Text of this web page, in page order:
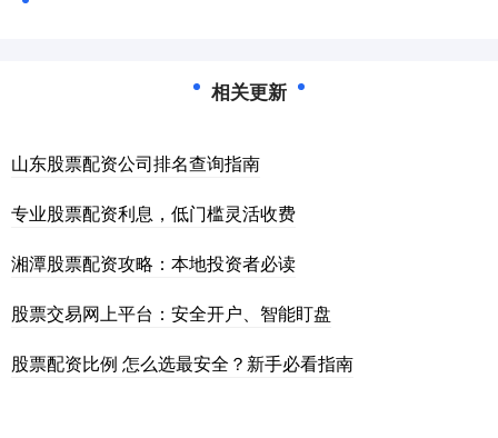
相关更新
山东股票配资公司排名查询指南
专业股票配资利息，低门槛灵活收费
湘潭股票配资攻略：本地投资者必读
股票交易网上平台：安全开户、智能盯盘
股票配资比例 怎么选最安全？新手必看指南